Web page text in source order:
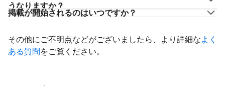
うなりますか？
掲載が開始されるのはいつですか？
その他にご不明点などがございましたら、より詳細なよく
ある質問をご覧ください。
掲載を開始する